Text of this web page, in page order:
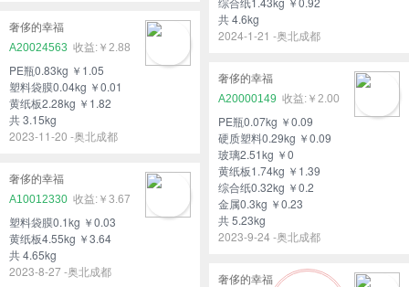
共 4.6kg
2024-1-21 -奥北成都
奢侈的幸福
A20024563
￥2.88
PE瓶0.83kg ￥1.05
塑料袋膜0.04kg ￥0.01
黄纸板2.28kg ￥1.82
共 3.15kg
2023-11-20 -奥北成都
奢侈的幸福
A20000149
￥2.00
PE瓶0.07kg ￥0.09
硬质塑料0.29kg ￥0.09
玻璃2.51kg ￥0
黄纸板1.74kg ￥1.39
综合纸0.32kg ￥0.2
金属0.3kg ￥0.23
共 5.23kg
2023-9-24 -奥北成都
奢侈的幸福
A10012330
￥3.67
塑料袋膜0.1kg ￥0.03
黄纸板4.55kg ￥3.64
共 4.65kg
2023-8-27 -奥北成都
奢侈的幸福